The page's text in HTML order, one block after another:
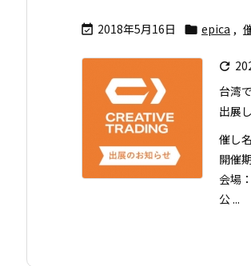
 2018年5月16日  epica ,

台湾
出展
催し
開催
会場
公 ...